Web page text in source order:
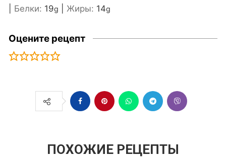
Белки: 19g Жиры: 14g
Оцените рецепт
ПОХОЖИЕ РЕЦЕПТЫ